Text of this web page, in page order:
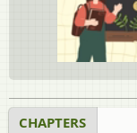
CHAPTERS